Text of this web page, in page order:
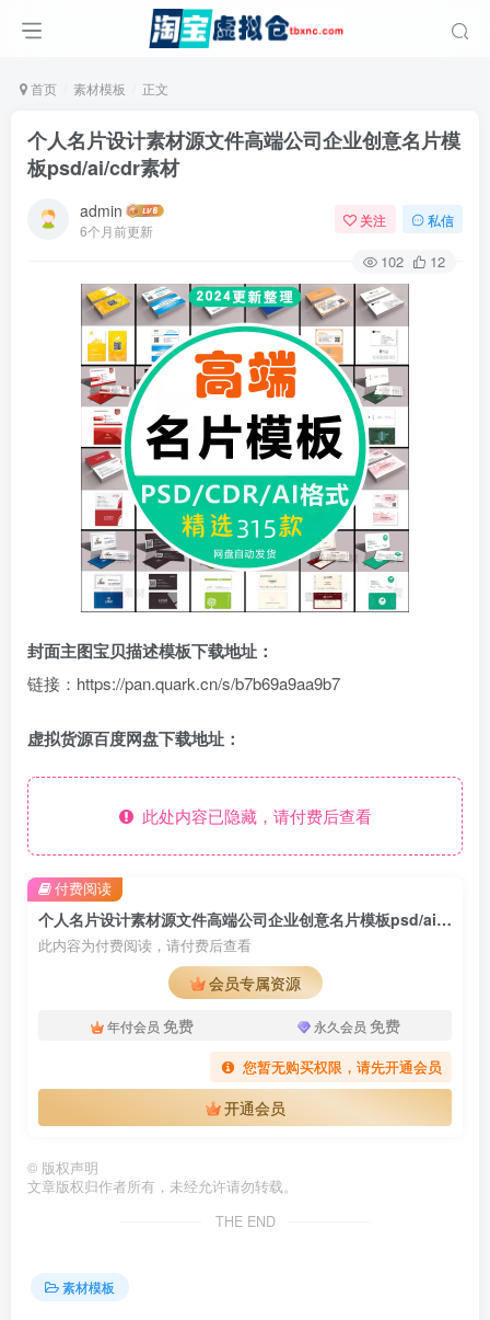
首页 素材模板 正文
个人名片设计素材源文件高端公司企业创意名片模
板psd/ai/cdr素材
admin
6个月前更新
关注 私信
102 12
封面主图宝贝描述模板下载地址：
链接：https://pan.quark.cn/s/b7b69a9aa9b7
虚拟货源百度网盘下载地址：
此处内容已隐藏，请付费后查看
个人名片设计素材源文件高端公司企业创意名片模板psd/ai/cdr素材
此内容为付费阅读，请付费后查看
会员专属资源
年付会员 免费 永久会员 免费
您暂无购买权限，请先开通会员
开通会员
付费阅读
© 版权声明
文章版权归作者所有，未经允许请勿转载。
THE END
素材模板